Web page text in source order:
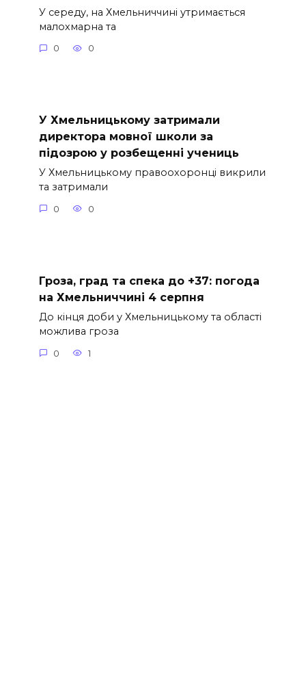
У середу, на Хмельниччині утримається
малохмарна та
0 0
У Хмельницькому затримали
директора мовної школи за
підозрою у розбещенні учениць
У Хмельницькому правоохоронці викрили
та затримали
0 0
Гроза, град та спека до +37: погода
на Хмельниччині 4 серпня
До кінця доби у Хмельницькому та області
можлива гроза
0 1